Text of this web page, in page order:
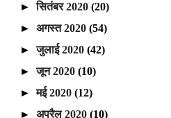
►सितंबर 2020(20)
►अगस्त 2020(54)
►जुलाई 2020(42)
►जून 2020(10)
►मई 2020(12)
►अप्रैल 2020(10)